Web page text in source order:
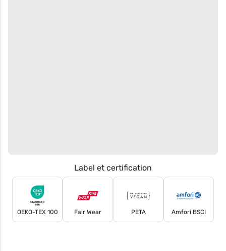
Label et certification
OEKO-TEX 100 Fair Wear PETA Amfori BSCI